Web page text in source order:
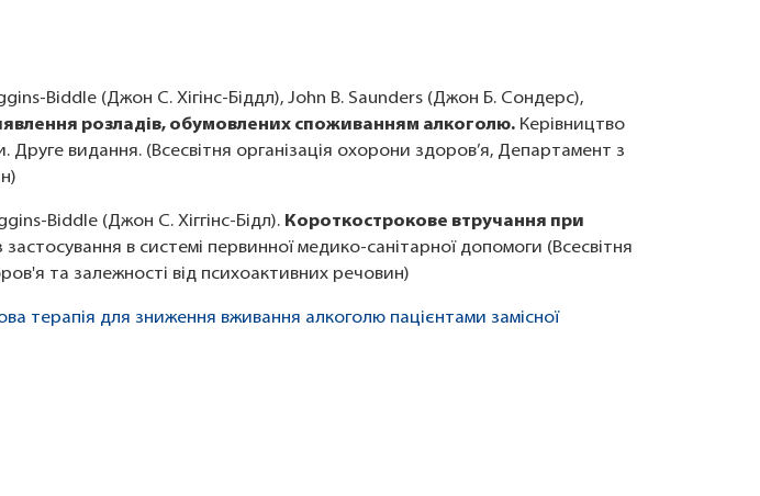
Biddle (Джон С. Хігінс-Біддл), John B. Saunders (Джон Б. Сондерс),
розладів, обумовлених споживанням алкоголю. Керівництво
видання. (Всесвітня організація охорони здоров’я, Департамент з
Biddle (Джон С. Хіггінс-Бідл). Короткострокове втручання при
застосування в системі первинної медико-санітарної допомоги (Всесвітня
та залежності від психоактивних речовин)
терапія для зниження вживання алкоголю пацієнтами замісної